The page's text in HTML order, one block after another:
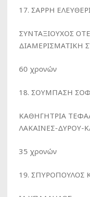
17. ΣΑΡΡΗ
ΣΥΝΤΑΞΙΟΥΧΟΣ
ΔΙΑΜΕΡΙΣΜΑΤΙΚΗ
60 χρονών
18. ΣΟΥΜΠΑΣΗ
ΚΑΘΗΓΗΤΡΙΑ
ΛΑΚΑΙΝΕΣ-
35 χρονών
19. ΣΠΥΡΟΠΟΥΛΟΣ